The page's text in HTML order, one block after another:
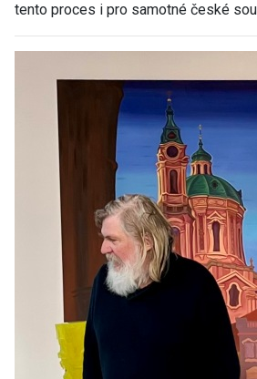
tento proces i pro samotné české